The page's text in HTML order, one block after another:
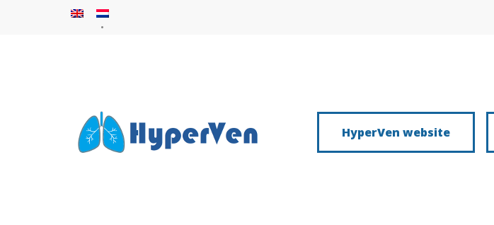
HyperVen website